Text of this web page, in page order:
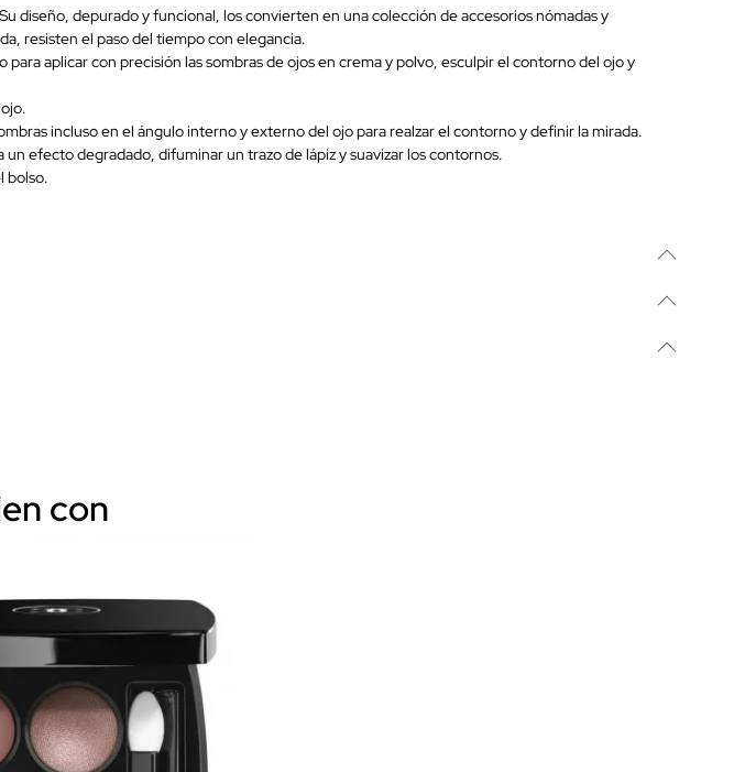
diseño, depurado y funcional, los convierten en una colección de accesorios nómadas y
resisten el paso del tiempo con elegancia.
aplicar con precisión las sombras de ojos en crema y polvo, esculpir el contorno del ojo y
incluso en el ángulo interno y externo del ojo para realzar el contorno y definir la mirada.
efecto degradado, difuminar un trazo de lápiz y suavizar los contornos.
bolso.
con